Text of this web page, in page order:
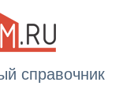
справочник